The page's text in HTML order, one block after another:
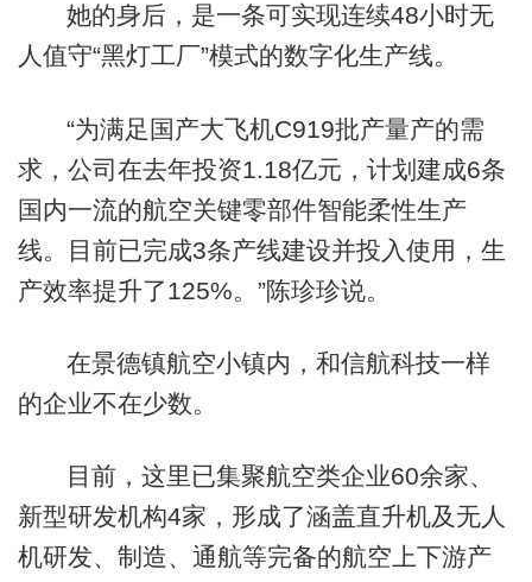
她的身后，是一条可实现连续48小时无
人值守“黑灯工厂”模式的数字化生产线。
“为满足国产大飞机C919批产量产的需
求，公司在去年投资1.18亿元，计划建成6条
国内一流的航空关键零部件智能柔性生产
线。目前已完成3条产线建设并投入使用，生
产效率提升了125%。”陈珍珍说。
在景德镇航空小镇内，和信航科技一样
的企业不在少数。
目前，这里已集聚航空类企业60余家、
新型研发机构4家，形成了涵盖直升机及无人
机研发、制造、通航等完备的航空上下游产